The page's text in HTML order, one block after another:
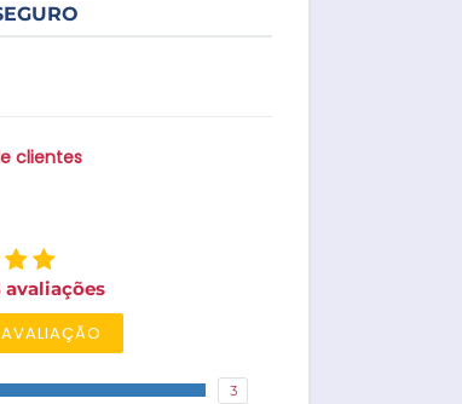
clientes
avaliações
3